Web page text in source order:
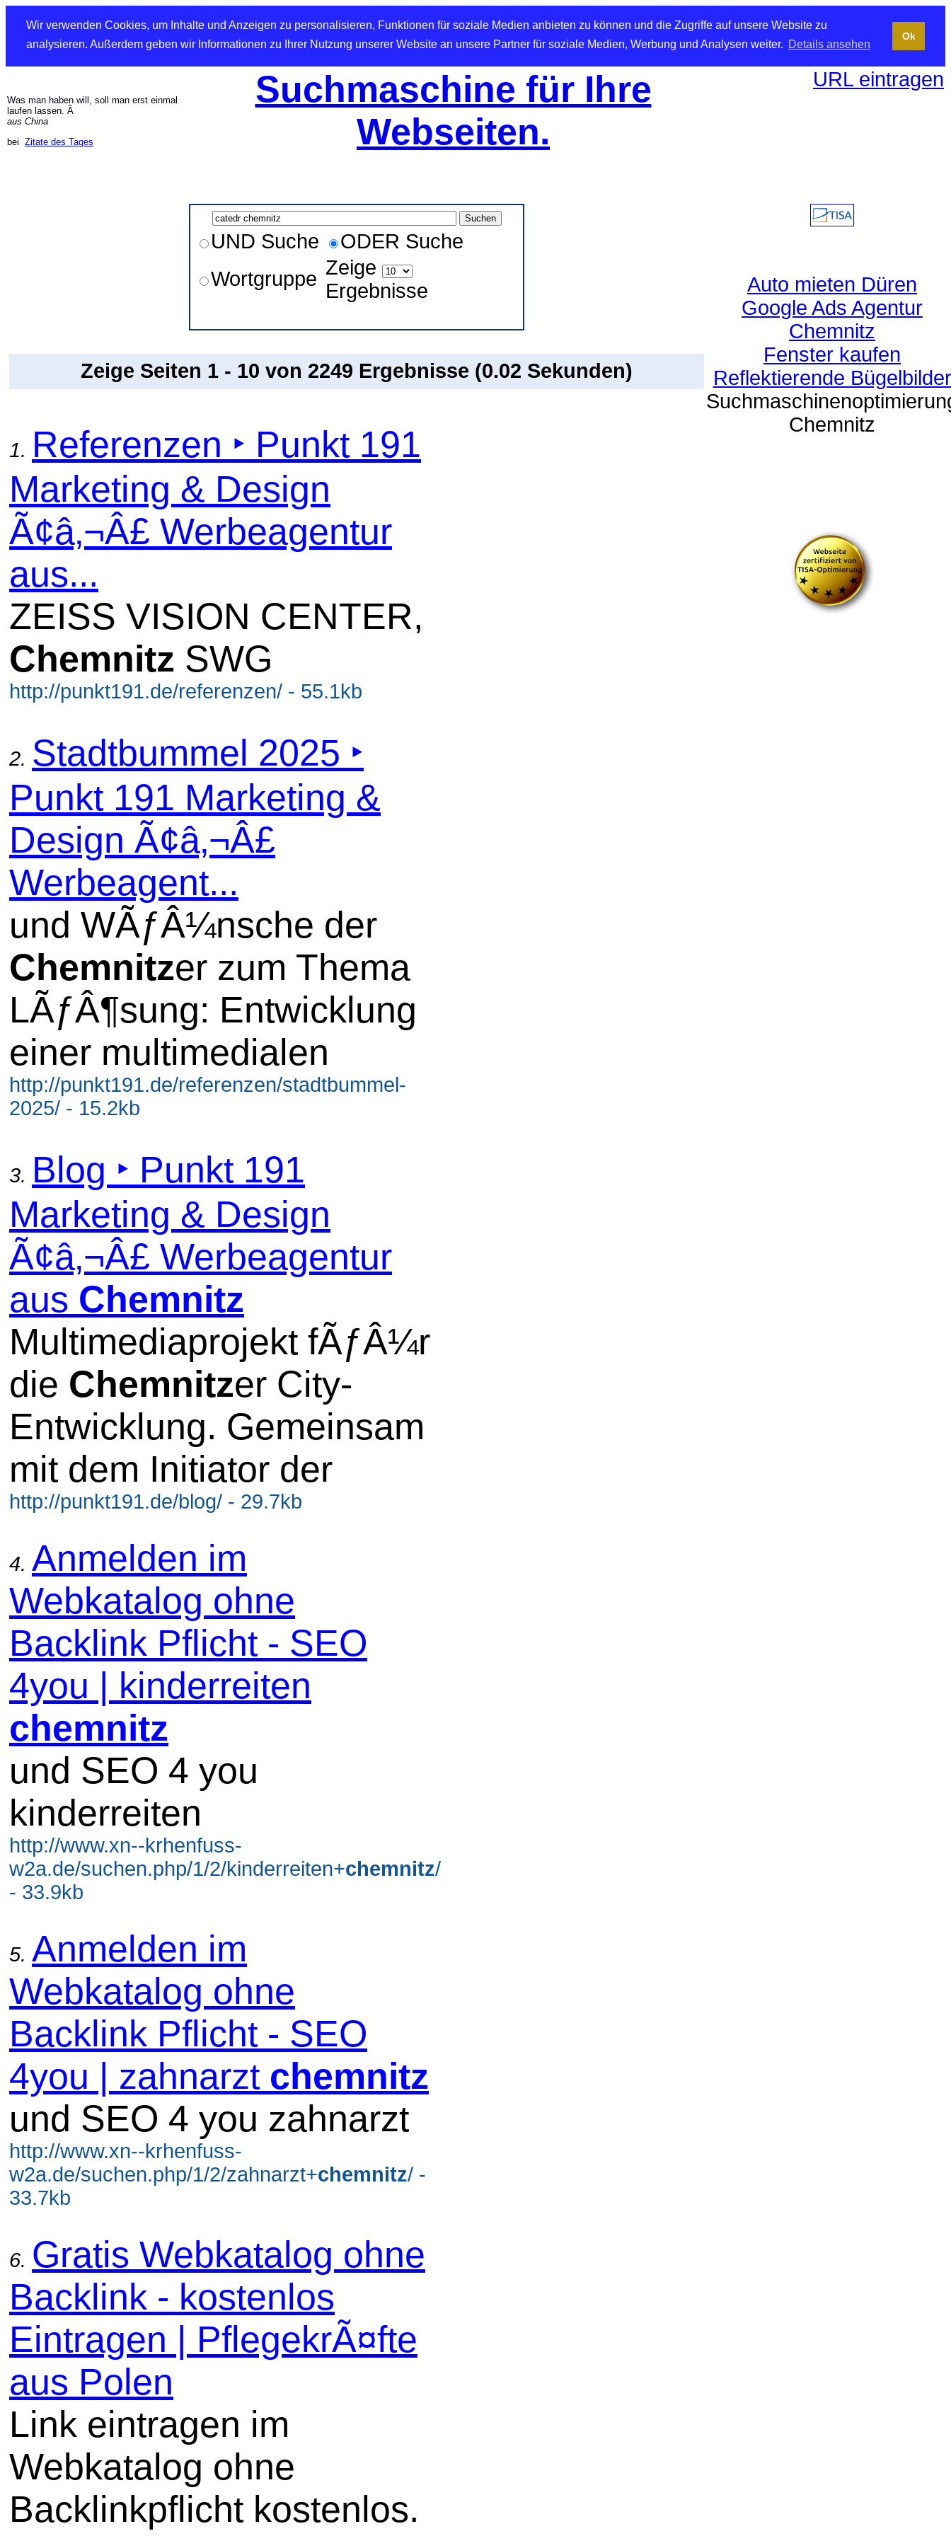
Wir verwenden Cookies, um Inhalte und Anzeigen zu personalisieren, Funktionen für soziale Medien anbieten zu können und die Zugriffe auf unsere Website zu
analysieren. Außerdem geben wir Informationen zu Ihrer Nutzung unserer Website an unsere Partner für soziale Medien, Werbung und Analysen weiter. Details ansehen
Ok
Was man haben will, soll man erst einmal
laufen lassen. Â
aus China
bei Zitate des Tages
Suchmaschine für Ihre
Webseiten.
URL eintragen
UND Suche
ODER Suche
Wortgruppe Zeige
Ergebnisse
Zeige Seiten 1 - 10 von 2249 Ergebnisse (0.02 Sekunden)
1. Referenzen ‣ Punkt 191
Marketing & Design
Ã¢â‚¬Â£ Werbeagentur
aus...
ZEISS VISION CENTER,
Chemnitz SWG
http://punkt191.de/referenzen/ - 55.1kb
2. Stadtbummel 2025 ‣
Punkt 191 Marketing &
Design Ã¢â‚¬Â£
Werbeagent...
und WÃƒÂ¼nsche der
Chemnitzer zum Thema
LÃƒÂ¶sung: Entwicklung
einer multimedialen
http://punkt191.de/referenzen/stadtbummel-
2025/ - 15.2kb
3. Blog ‣ Punkt 191
Marketing & Design
Ã¢â‚¬Â£ Werbeagentur
aus Chemnitz
Multimediaprojekt fÃƒÂ¼r
die Chemnitzer City-
Entwicklung. Gemeinsam
mit dem Initiator der
http://punkt191.de/blog/ - 29.7kb
4. Anmelden im
Webkatalog ohne
Backlink Pflicht - SEO
4you | kinderreiten
chemnitz
und SEO 4 you
kinderreiten
http://www.xn--krhenfuss-
w2a.de/suchen.php/1/2/kinderreiten+chemnitz/
- 33.9kb
5. Anmelden im
Webkatalog ohne
Backlink Pflicht - SEO
4you | zahnarzt chemnitz
und SEO 4 you zahnarzt
http://www.xn--krhenfuss-
w2a.de/suchen.php/1/2/zahnarzt+chemnitz/ -
33.7kb
6. Gratis Webkatalog ohne
Backlink - kostenlos
Eintragen | PflegekrÃ¤fte
aus Polen
Link eintragen im
Webkatalog ohne
Backlinkpflicht kostenlos.
Auto mieten Düren
Google Ads Agentur
Chemnitz
Fenster kaufen
Reflektierende Bügelbilder
Chemnitz